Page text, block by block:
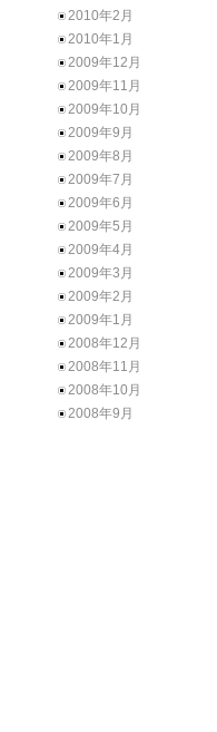
2010年2月
2010年1月
2009年12月
2009年11月
2009年10月
2009年9月
2009年8月
2009年7月
2009年6月
2009年5月
2009年4月
2009年3月
2009年2月
2009年1月
2008年12月
2008年11月
2008年10月
2008年9月